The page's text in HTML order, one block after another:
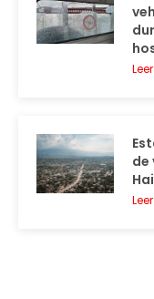
de